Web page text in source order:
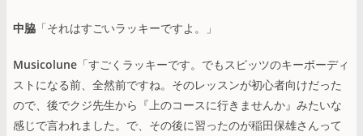
中脇 「それはすごいラッキーですよ。」
Musicolune 「すごくラッキーです。でもスピッツのキーボーディ
ストになる前、全然前ですね。そのレッスンが初心者向けだった
ので、後でクジ先生から『上のコースに行きませんか』みたいな
感じで言われました。で、その後に習ったのが稲田保雄さんって